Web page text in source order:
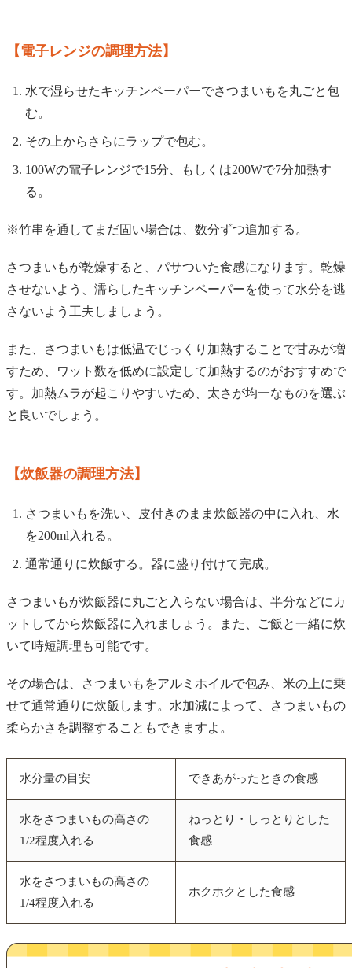
【電子レンジの調理方法】
水で湿らせたキッチンペーパーでさつまいもを丸ごと包
む。
その上からさらにラップで包む。
100Wの電子レンジで15分、もしくは200Wで7分加熱す
る。
※竹串を通してまだ固い場合は、数分ずつ追加する。
さつまいもが乾燥すると、パサついた食感になります。乾燥
させないよう、濡らしたキッチンペーパーを使って水分を逃
さないよう工夫しましょう。
また、さつまいもは低温でじっくり加熱することで甘みが増
すため、ワット数を低めに設定して加熱するのがおすすめで
す。加熱ムラが起こりやすいため、太さが均一なものを選ぶ
と良いでしょう。
【炊飯器の調理方法】
さつまいもを洗い、皮付きのまま炊飯器の中に入れ、水
を200ml入れる。
通常通りに炊飯する。器に盛り付けて完成。
さつまいもが炊飯器に丸ごと入らない場合は、半分などにカ
ットしてから炊飯器に入れましょう。また、ご飯と一緒に炊
いて時短調理も可能です。
その場合は、さつまいもをアルミホイルで包み、米の上に乗
せて通常通りに炊飯します。水加減によって、さつまいもの
柔らかさを調整することもできますよ。
水分量の目安 できあがったときの食感
水をさつまいもの高さの
1/2程度入れる
ねっとり・しっとりとした
食感
水をさつまいもの高さの
1/4程度入れる
ホクホクとした食感